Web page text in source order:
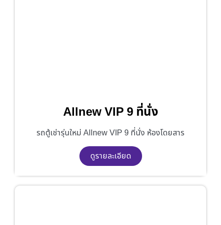
Allnew VIP 9 ที่นั่ง
รถตู้เช่ารุ่นใหม่ Allnew VIP 9 ที่นั่ง ห้องโดยสาร
ดูรายละเอียด